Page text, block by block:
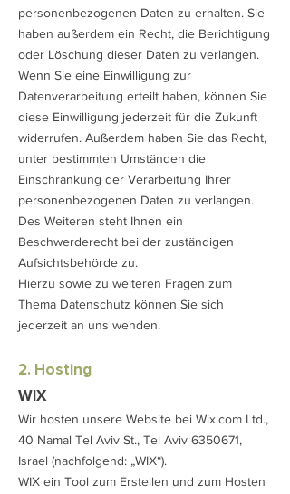
personenbezogenen Daten zu erhalten. Sie
haben außerdem ein Recht, die Berichtigung
oder Löschung dieser Daten zu verlangen.
Wenn Sie eine Einwilligung zur
Datenverarbeitung erteilt haben, können Sie
diese Einwilligung jederzeit für die Zukunft
widerrufen. Außerdem haben Sie das Recht,
unter bestimmten Umständen die
Einschränkung der Verarbeitung Ihrer
personenbezogenen Daten zu verlangen.
Des Weiteren steht Ihnen ein
Beschwerderecht bei der zuständigen
Aufsichtsbehörde zu.
Hierzu sowie zu weiteren Fragen zum
Thema Datenschutz können Sie sich
jederzeit an uns wenden.
2. Hosting
WIX
Wir hosten unsere Website bei Wix.com Ltd.,
40 Namal Tel Aviv St., Tel Aviv 6350671,
Israel (nachfolgend: „WIX“).
WIX ein Tool zum Erstellen und zum Hosten